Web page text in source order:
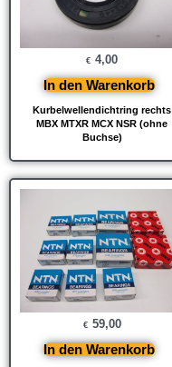
Kurbelwellendichtring rechts
MBX MTXR MCX NSR (ohne
Buchse)
€ 4,00
In den Warenkorb
€ 59,00
In den Warenkorb